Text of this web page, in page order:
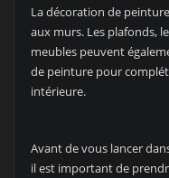
La décoration de
aux murs. Les plafonds,
meubles peuvent
de peinture pour
intérieure.
Avant de vous lancer
il est important de